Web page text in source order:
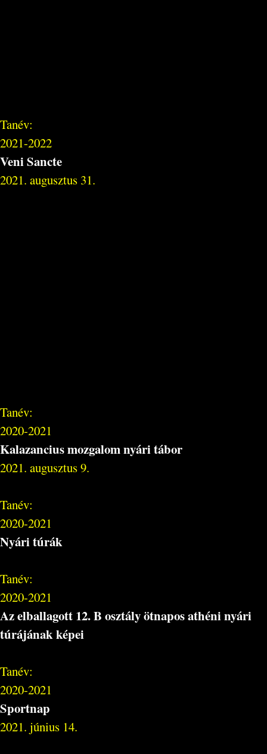
Tanév:
2021-2022
Veni Sancte
2021. augusztus 31.
Tanév:
2020-2021
Kalazancius mozgalom nyári tábor
2021. augusztus 9.
Tanév:
2020-2021
Nyári túrák
Tanév:
2020-2021
Az elballagott 12. B osztály ötnapos athéni nyári
túrájának képei
Tanév:
2020-2021
Sportnap
2021. június 14.